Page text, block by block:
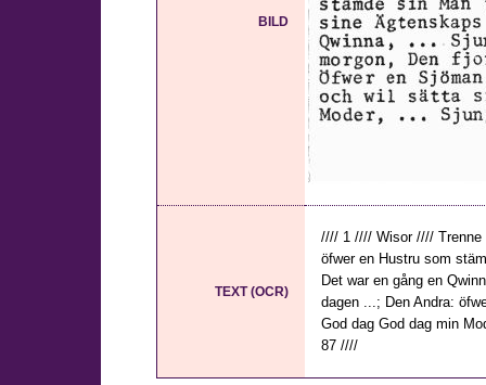
BILD
TEXT (OCR)
//// 1 //// Wisor //// Trenne
öfwer en Hustru som
Det war en gång en
dagen ...; Den Andra:
God dag God dag min
87 ////